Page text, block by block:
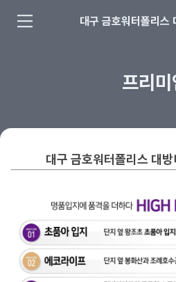
대구 금호워터폴리스
프리미
대구 금호워터폴리스 대